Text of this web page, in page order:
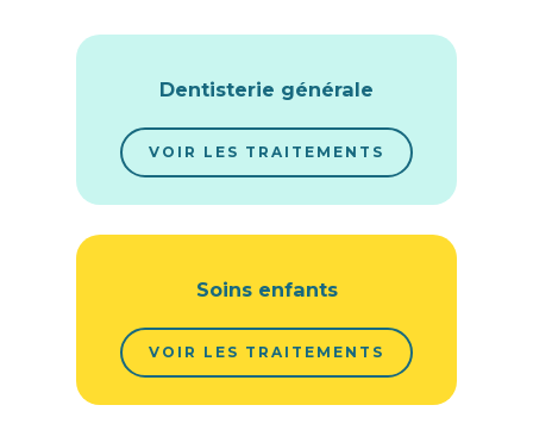
Dentisterie générale
VOIR LES TRAITEMENTS
Soins enfants
VOIR LES TRAITEMENTS